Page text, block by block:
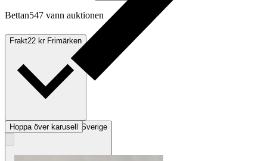
Bettan547 vann auktionen
Frakt22 kr Frimärken
Avhämtning Rödeby, Sverige
Hoppa över karusell